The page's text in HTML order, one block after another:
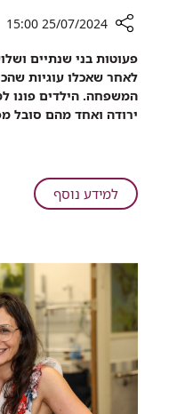
שיתוף
שני
פעוטות
אושפזו
שאכלו
עוגיות
25/07/2024 15:00
פעוטות בני שנתיים
לאחר שאכלו עוגיות
המשפחה. הילדים פונו
ירודה ואחד מהם סובל
למידע נוסףעל
שני
ברמב"ם
לאחר
שאכלו
עוגיות
קנאביס